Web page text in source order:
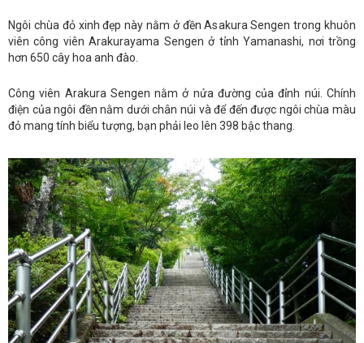
Ngôi chùa đỏ xinh đẹp này nằm ở đền Asakura Sengen trong khuôn
viên công viên Arakurayama Sengen ở tỉnh Yamanashi, nơi trồng
hơn 650 cây hoa anh đào.
Công viên Arakura Sengen nằm ở nửa đường của đỉnh núi. Chính
điện của ngôi đền nằm dưới chân núi và để đến được ngôi chùa màu
đỏ mang tính biểu tượng, bạn phải leo lên 398 bậc thang.